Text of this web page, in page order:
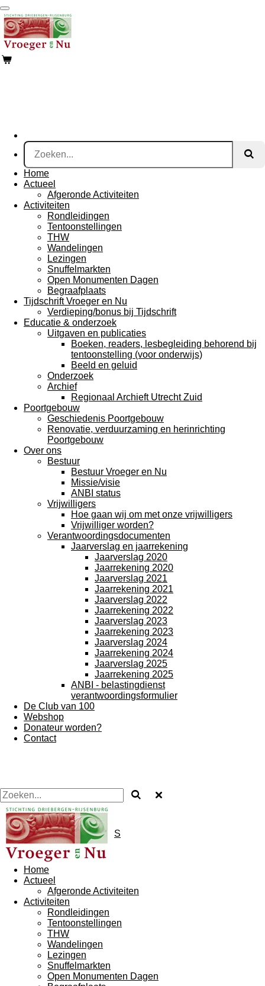
Ga
direct
naar
de
hoofdinhoud
Home
Actueel
Afgeronde Activiteiten
Activiteiten
Rondleidingen
Tentoonstellingen
THW
Wandelingen
Lezingen
Snuffelmarkten
Open Monumenten Dagen
Begraafplaats
Tijdschrift Vroeger en Nu
Verdieping/bonus bij Tijdschrift
Educatie & onderzoek
Uitgaven en publicaties
Boeken, readers, lesbegleiding behorend bij
tentoonstelling (voor onderwijs)
Beeld en geluid
Onderzoek
Archief
Regionaal Archieft Utrecht Zuid
Poortgebouw
Geschiedenis Poortgebouw
Renovatie, verduurzaming en herinrichting
Poortgebouw
Over ons
Bestuur
Bestuur Vroeger en Nu
Missie/visie
ANBI status
Vrijwilligers
Hoe gaan wij om met onze vrijwilligers
Vrijwilliger worden?
Verantwoordingsdocumenten
Jaarverslag en jaarrekening
Jaarverslag 2020
Jaarrekening 2020
Jaarverslag 2021
Jaarrekening 2021
Jaarverslag 2022
Jaarrekening 2022
Jaarverslag 2023
Jaarrekening 2023
Jaarverslag 2024
Jaarrekening 2024
Jaarverslag 2025
Jaarrekening 2025
ANBI - belastingdienst
verantwoordingsformulier
De Club van 100
Webshop
Donateur worden?
Contact
S
Home
Actueel
Afgeronde Activiteiten
Activiteiten
Rondleidingen
Tentoonstellingen
THW
Wandelingen
Lezingen
Snuffelmarkten
Open Monumenten Dagen